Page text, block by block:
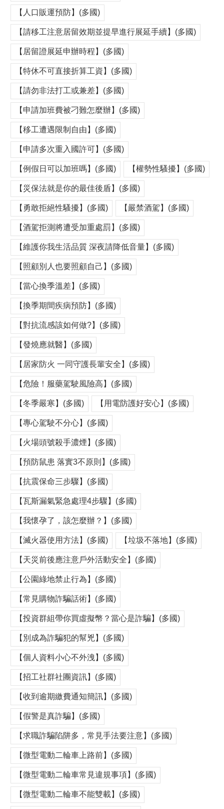
【人口販運預防】(多國)
【請移工注意居留效期並提早進行展延手續】(多國)
【居留證展延申辦時程】(多國)
【特休不可直接折算工資】(多國)
【請勿非法打工或兼差】(多國)
【申請加班費被刁難怎麼辦】(多國)
【移工遭遇限制自由】(多國)
【申請多次重入國許可】(多國)
【例假日可以加班嗎】(多國) 【權勢性騷擾】(多國)
【災保法就是你的最佳後盾】(多國)
【勇敢拒絕性騷擾】(多國) 【嚴禁酒駕】(多國)
【酒駕拒測將遭受加重處罰】(多國)
【維護你我生活品質 深夜請降低音量】(多國)
【照顧別人也要照顧自己】(多國)
【當心換季溫差】(多國)
【換季期間疾病預防】(多國)
【對抗流感該如何做?】(多國)
【發燒應就醫】(多國)
【居家防火 一同守護長輩安全】(多國)
【危險！服藥駕駛風險高】(多國)
【冬季嚴寒】(多國) 【用電防護好安心】(多國)
【專心駕駛不分心】(多國)
【火場頭號殺手濃煙】(多國)
【預防鼠患 落實3不原則】(多國)
【抗震保命三步驟】(多國)
【瓦斯漏氣緊急處理4步驟】(多國)
【我懷孕了，該怎麼辦？】(多國)
【滅火器使用方法】(多國) 【垃圾不落地】(多國)
【天災前後應注意戶外活動安全】(多國)
【公園綠地禁止行為】(多國)
【常見購物詐騙話術】(多國)
【投資群組帶你買虛擬幣？當心是詐騙】(多國)
【別成為詐騙犯的幫兇】(多國)
【個人資料小心不外洩】(多國)
【招工社群社團資訊】(多國)
【收到逾期繳費通知簡訊】(多國)
【假警是真詐騙】(多國)
【求職詐騙陷阱多，常見手法要注意】(多國)
【微型電動二輪車上路前】(多國)
【微型電動二輪車常見違規事項】(多國)
【微型電動二輪車不能雙載】(多國)